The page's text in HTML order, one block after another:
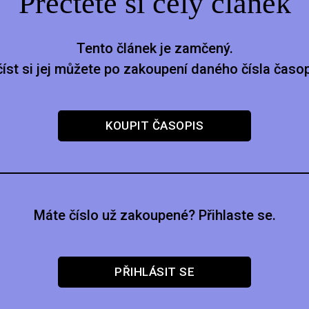
Tento článek je zamčený.
si jej můžete po zakoupení daného čísla
KOUPIT ČASOPIS
Máte číslo už zakoupené? Přihlaste se.
PŘIHLÁSIT SE